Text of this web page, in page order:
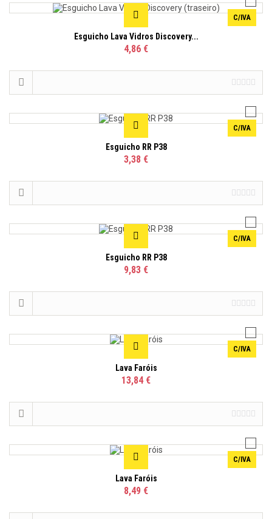
C/IVA
Esguicho Lava Vidros Discovery...
4,86 €
C/IVA
Esguicho RR P38
3,38 €
C/IVA
Esguicho RR P38
9,83 €
C/IVA
Lava Faróis
13,84 €
C/IVA
Lava Faróis
8,49 €